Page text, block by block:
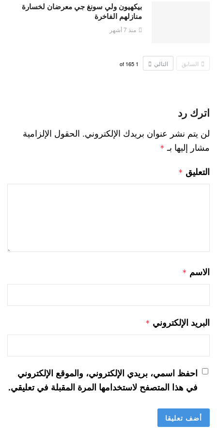
بيكهيون ولي سونغ جي معرضان لخسارة
منازلهم الفاخرة
منذ 7 أشهر
السابق التالي 1
165
اترك رد
لن يتم نشر عنوان بريدك الإلكتروني. الحقول الإلزامية
مشار إليها بـ *
التعليق *
الاسم *
البريد الإلكتروني *
احفظ اسمي، بريدي الإلكتروني، والموقع الإلكتروني
في هذا المتصفح لاستخدامها المرة المقبلة في تعليقي.